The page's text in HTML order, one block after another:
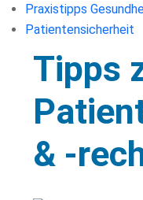
Praxistipps
Patientensicherheit
Tipps
& -